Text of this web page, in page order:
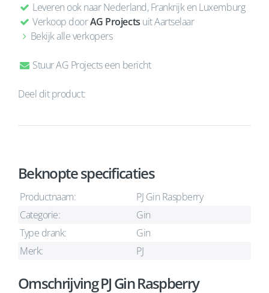
Leveren ook naar Nederland, Frankrijk en Luxemburg
Verkoop doorAG Projects uit Aartselaar
Bekijk alle verkopers
Stuur AG Projects een bericht
Deel dit product:
Beknopte specificaties
Productnaam:
PJ Gin Raspberry
Categorie:
Gin
Type drank:
Gin
Merk:
PJ
Omschrijving PJ Gin Raspberry